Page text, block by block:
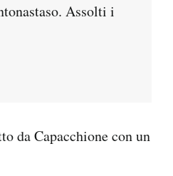
Assolti i
da Capacchione con un